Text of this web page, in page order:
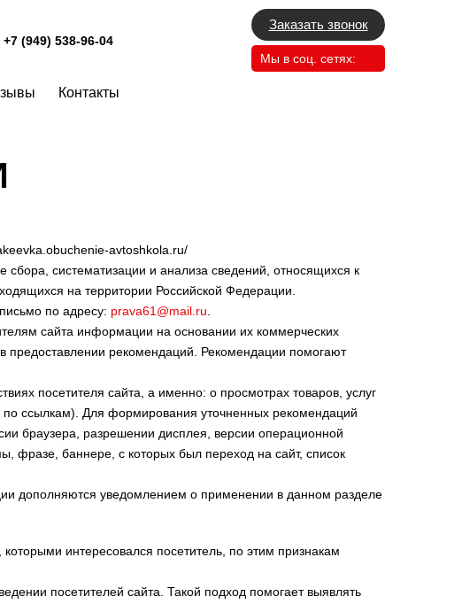
+7 (949) 538-96-04
Заказать звонок
Мы в соц. сетях:
Контакты
avtoshkola.ru/
систематизации и анализа сведений, относящихся к
на территории Российской Федерации.
по адресу: prava61@mail.ru
сайта информации на основании их коммерческих
предоставлении рекомендаций. Рекомендации помогают
посетителя сайта, а именно: о просмотрах товаров, услуг
ссылкам). Для формирования уточненных рекомендаций
браузера, разрешении дисплея, версии операционной
фразе, баннере, с которых был переход на сайт, список
дополняются уведомлением о применении в данном разделе
интересовался посетитель, по этим признакам
посетителей сайта. Такой подход помогает выявлять